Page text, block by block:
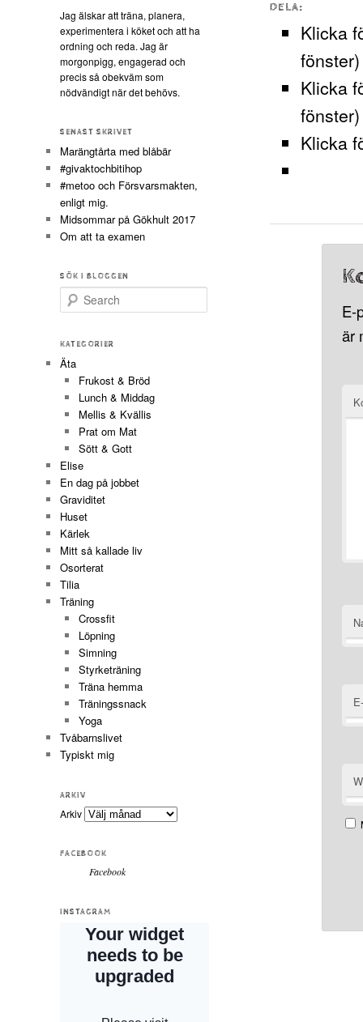
DELA:
Klicka
fönster)
Klicka
fönster)
Klicka
E-
är
Jag älskar att träna, planera,
experimentera i köket och att ha
ordning och reda. Jag är
morgonpigg, engagerad och
precis så obekväm som
nödvändigt när det behövs.
SENAST SKRIVET
Marängtårta med blåbär
#givaktochbitihop
#metoo och Försvarsmakten,
enligt mig.
Midsommar på Gökhult 2017
Om att ta examen
SÖK I BLOGGEN
Search
KATEGORIER
Äta
Frukost & Bröd
Lunch & Middag
Mellis & Kvällis
Prat om Mat
Sött & Gott
Elise
En dag på jobbet
Graviditet
Huset
Kärlek
Mitt så kallade liv
Osorterat
Tilia
Träning
Crossfit
Löpning
Simning
Styrketräning
Träna hemma
Träningssnack
Yoga
Tvåbarnslivet
Typiskt mig
ARKIV
Arkiv
FACEBOOK
Facebook
INSTAGRAM